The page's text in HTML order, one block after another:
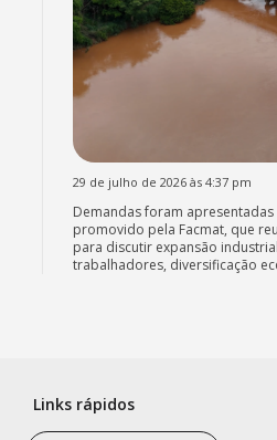
29 de julho de 2026 às 4:37 pm
Demandas foram
promovido pela Facmat, que
para discutir expansão
trabalhadores, diversificação
Links rápidos